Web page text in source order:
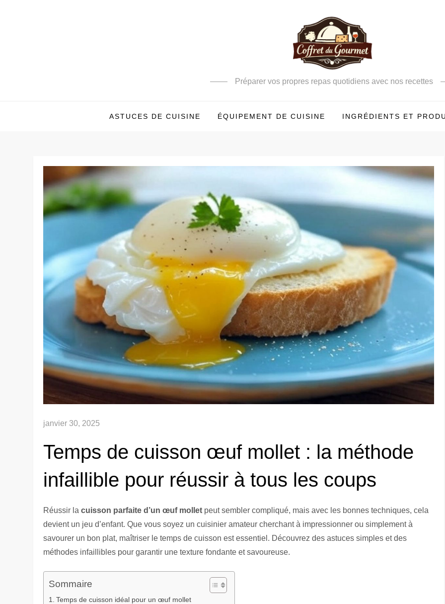
Préparer vos propres repas quotidiens avec nos recettes
ASTUCES DE CUISINE ÉQUIPEMENT DE CUISINE INGRÉDIENTS ET
janvier 30, 2025
Temps de cuisson œuf mollet : la méthode
infaillible pour réussir à tous les coups
Réussir lacuisson parfaite d’un œuf mollet peut sembler compliqué, mais avec les bonnes techniques, cela
devient un jeu d’enfant. Que vous soyez un cuisinier amateur cherchant à impressionner ou simplement à
savourer un bon plat, maîtriser le temps de cuisson est essentiel. Découvrez des astuces simples et des
méthodes infaillibles pour garantir une texture fondante et savoureuse.
Sommaire
Temps de cuisson idéal pour un œuf mollet